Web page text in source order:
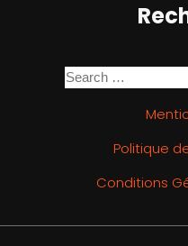
Politique
Conditions